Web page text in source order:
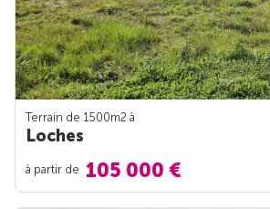
Terrain de 1500m2 à
Loches
à partir de 105 000 €